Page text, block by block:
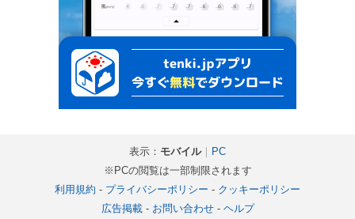
表示： モバイル｜ PC
※PCの閲覧は一部制限されます
利用規約 - プライバシーポリシー - クッキーポリシー
広告掲載- お問い合わせ- ヘルプ